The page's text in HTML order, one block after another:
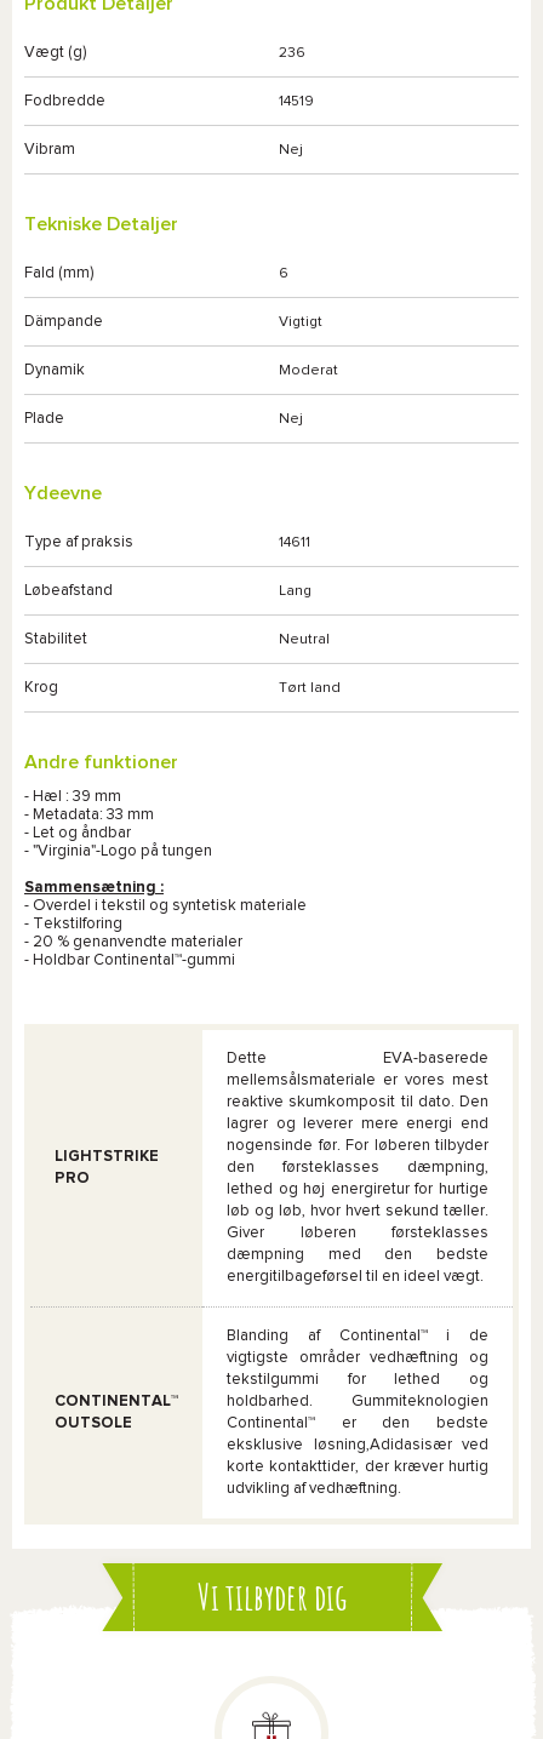
Vægt (g) 236
Fodbredde 14519
Vibram Nej
Tekniske Detaljer
Fald (mm) 6
Dämpande Vigtigt
Dynamik Moderat
Plade Nej
Ydeevne
Type af praksis 14611
Løbeafstand Lang
Stabilitet Neutral
Krog Tørt land
Andre funktioner
- Hæl : 39 mm
- Metadata: 33 mm
- Let og åndbar
- "Virginia"-Logo på tungen
Sammensætning :
- Overdel i tekstil og syntetisk materiale
- Tekstilforing
- 20 % genanvendte materialer
- Holdbar Continental™-gummi
LIGHTSTRIKE
PRO
Dette EVA-baserede
mellemsålsmateriale er vores mest
reaktive skumkomposit til dato. Den
lagrer og leverer mere energi end
nogensinde før. For løberen tilbyder
den førsteklasses dæmpning,
lethed og høj energiretur for hurtige
løb og løb, hvor hvert sekund tæller.
Giver løberen førsteklasses
dæmpning med den bedste
energitilbageførsel til en ideel vægt.
CONTINENTAL™
OUTSOLE
Blanding af Continental™ i de
vigtigste områder vedhæftning og
tekstilgummi for lethed og
holdbarhed. Gummiteknologien
Continental™ er den bedste
eksklusive løsning,Adidasisær ved
korte kontakttider, der kræver hurtig
udvikling af vedhæftning.
Vi tilbyder dig